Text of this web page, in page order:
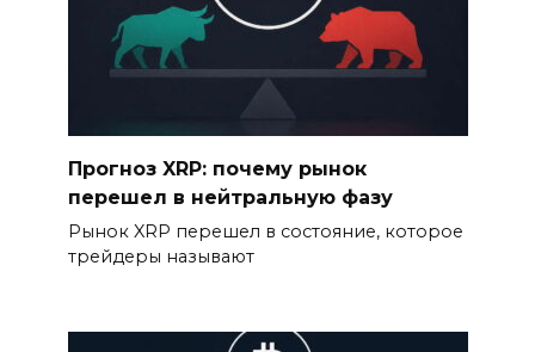
Прогноз XRP: почему рынок
перешел в нейтральную фазу
Рынок XRP перешел в состояние, которое
трейдеры называют